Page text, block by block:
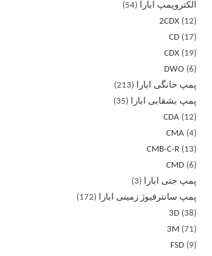
الکتروپمپ ابارا
54
2CDX
12
CD
17
CDX
19
DWO
6
پمپ خانگی ابارا
213
پمپ بشقابی ابارا
35
CDA
12
CMA 4
CMB-C-R
13
CMD 6
پمپ جتی ابارا
3
پمپ سانترفیوژ زمینی ابارا
172
3D 38
3M
71
FSD
9